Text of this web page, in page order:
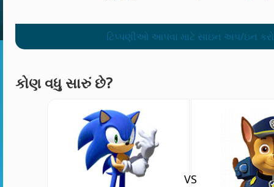
ટિપ્પણીઓ આપવા માટે સાઇન અપ/ઇન કરો
કોણ વધુ સારું છે?
VS